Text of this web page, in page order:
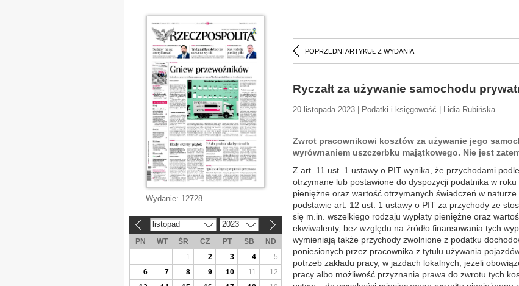
POPRZEDNI ARTYKUŁ Z WYDANIA
Ryczałt za używanie samochodu
20 listopada 2023 | Podatki i księgowość | Lidia Rubińska
Zwrot pracownikowi kosztów za używanie jego
wyrównaniem uszczerbku majątkowego. Nie jest
Z art. 11 ust. 1 ustawy o PIT wynika, że przychodami
otrzymane lub postawione do dyspozycji podatnika w
pieniężne oraz wartość otrzymanych świadczeń w
podstawie art. 12 ust. 1 ustawy o PIT za przychody ze
się m.in. wszelkiego rodzaju wypłaty pieniężne oraz
ekwiwalenty, bez względu na źródło finansowania tych
wymieniają także przychody zwolnione z podatku
poniesionych przez pracownika z tytułu używania
potrzeb zakładu pracy, w jazdach lokalnych, jeżeli
pracy albo możliwość przyznania prawa do zwrotu tych
Wydanie: 12728
listopad 2023
PN WT ŚR CZ PT SB
ND
1
2 3 4
5
6
7 8 9 10 11
12